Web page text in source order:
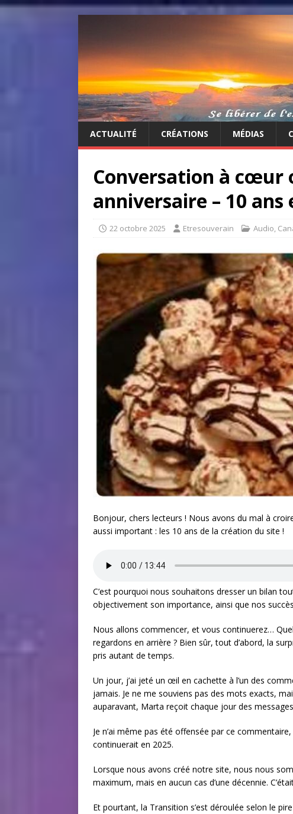
ACTUALITÉ CRÉATIONS MÉDIAS
Conversation à cœur
anniversaire – 10 ans
22 octobre 2025 Etresouverain Audio,
Bonjour, chers lecteurs ! Nous avons du mal à
aussi important : les 10 ans de la création du site !
C’est pourquoi nous souhaitons dresser un bilan
objectivement son importance, ainsi que nos
Nous allons commencer, et vous continuerez…
regardons en arrière ? Bien sûr, tout d’abord, la
pris autant de temps.
Un jour, j’ai jeté un œil en cachette à l’un des
jamais. Je ne me souviens pas des mots exacts,
auparavant, Marta reçoit chaque jour des
Je n’ai même pas été offensée par ce
continuerait en 2025.
Lorsque nous avons créé notre site, nous nous
maximum, mais en aucun cas d’une décennie.
Et pourtant, la Transition s’est déroulée selon le